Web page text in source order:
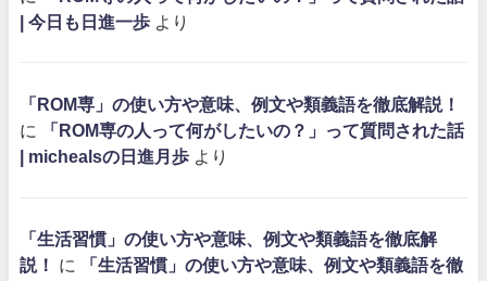
| 今日も日進一歩 より
「ROM専」の使い方や意味、例文や類義語を徹底解説！
に
「ROM専の人って何がしたいの？」って質問された話
| michealsの日進月歩 より
「生活習慣」の使い方や意味、例文や類義語を徹底解
説！
に
「生活習慣」の使い方や意味、例文や類義語を徹